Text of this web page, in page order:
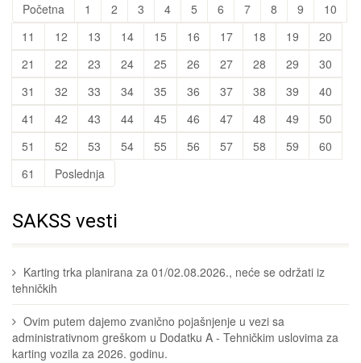
Početna 1 2 3 4 5 6 7 8 9
10
11
12 13 14 15 16 17 18 19
20
21
22 23 24 25 26 27 28 29
30
31
32 33 34 35 36 37 38 39
40
41
42 43 44 45 46 47 48 49
50
51
52 53 54 55 56 57 58 59
60
61
Poslednja
SAKSS vesti
Karting trka planirana za 01/02.08.2026., neće se održati iz
tehničkih
Ovim putem dajemo zvanično pojašnjenje u vezi sa
administrativnom greškom u Dodatku A - Tehničkim uslovima za
karting vozila za 2026. godinu.